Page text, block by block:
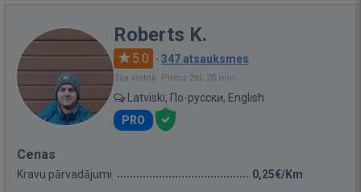
Roberts K.
5.0 · 347 atsauksmes
Bija vietnē: Pirms 2st. 20 min.
Latviski, По-русски, English
PRO
Cenas
Kravu pārvadājumi 0,25€/Km